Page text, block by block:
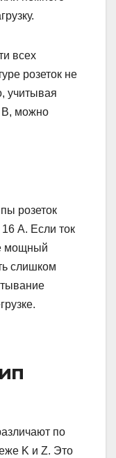
всех
розеток не
учитывая
В, можно
розеток
А. Если ток
мощный
слишком
по
K и Z. Это